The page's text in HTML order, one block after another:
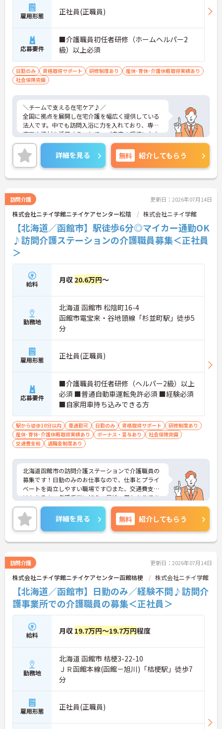
雇用形態 正社員(正職員)
応募要件
■介護職員初任者研修（ホームヘルパー2
級）以上必須
日勤のみ 資格取得サポート 研修制度あり
産休･育休･介護休暇取得実績あり
社会保険完備
＼チームで支える在宅ケア♪／
全国に拠点を展開し在宅介護を幅広く提供している
法人です。中でも訪問入浴に力を入れており、専用
車両や機材を活用することで、ご自宅の環境に左右
されず入浴サービスを届けられるのが特徴です。現
場は3名体制のチームで連携するスタイルが基本と
なっており、一人に負担が偏らないよう配慮された
環境になっています。安定した基盤のもと、在宅生
活を支えるやりがいを感じられる職場です。
■ 日勤中心で働きやすさ抜群！
生活リズムを整えながら働ける環境です。
・「8:30～17:30」の固定シフトで夜勤なし
・日曜固定休＋シフト休で予定が立てやすい
■ 3人1組で安心のチーム訪問♪
一人で抱え込まない体制が魅力です。
・訪問は常に3名体制で実施
・役割分担（運転・搬入・介助）が明確
・困ったときはすぐ相談できる環境
→ 未経験の方も安心してスタートできます
■ 成長を応援！教育体制も充実◎
・同行研修やOJTで基礎から学べる
・通信講座や動画研修など学習制度あり
・スキル認定制度で成長を実感
→ 一人ひとりのペースで成長できます
■ 全国展開でキャリアの幅広がる！
将来の選択肢が広いのもポイントです。
・勤務地や職種変更の相談が可能
・他サービス領域へのチャレンジも可能
→ 長く安心して働ける環境が整っています
詳細を見る 無料 紹介してもらう
訪問介護 更新日：2026年07月14日
株式会社ニチイ学館ニチイケアセンター松陰 株式会社ニチイ学館
【北海道／函館市】駅徒歩6分◎マイカー通勤OK
♪訪問介護ステーションの介護職員募集＜正社員
＞
給料 月収 20.6万円～
勤務地
北海道 函館市 松陰町16-4
函館市電宝来・谷地頭線「杉並町駅」徒歩5
分
雇用形態 正社員(正職員)
応募要件
■介護職員初任者研修（ヘルパー2級）以上
必須 ■普通自動車運転免許必須 ■経験必須
■自家用車持ち込みできる方
駅から徒歩10分以内 車通勤可 日勤のみ 資格取得サポート
研修制度あり
産休･育休･介護休暇取得実績あり
ボーナス・賞与あり
社会保険完備
交通費支給
退職金制度あり
北海道函館市の訪問介護ステーションで介護職員の
募集です！日勤のみのお仕事なので、仕事とプライ
ベートを両立しやすい職場です◎また、交通費支給
はもちろん、各種手当に加え、昇給・賞与ありであ
なたの頑張りがしっかり評価される職場です♪ご興
味のある方は面接ポイントをお伝えしますので、お
気軽にご連絡ください！
詳細を見る 無料 紹介してもらう
訪問介護 更新日：2026年07月14日
株式会社ニチイ学館ニチイケアセンター函館桔梗 株式会社ニチイ学館
【北海道／函館市】日勤のみ／経験不問♪訪問介
護事業所での介護職員の募集＜正社員＞
給料 月収 19.7万円～19.7万円程度
勤務地
北海道 函館市 桔梗3-22-10
ＪＲ函館本線(函館－旭川)「桔梗駅」徒歩7
分
雇用形態 正社員(正職員)